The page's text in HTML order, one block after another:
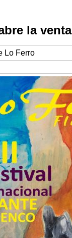
la
Lo Ferro